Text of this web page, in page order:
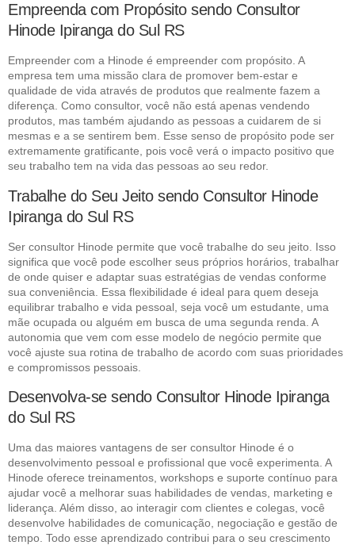
Empreenda com Propósito sendo Consultor
Hinode Ipiranga do Sul RS
Empreender com a Hinode é empreender com propósito. A
empresa tem uma missão clara de promover bem-estar e
qualidade de vida através de produtos que realmente fazem a
diferença. Como consultor, você não está apenas vendendo
produtos, mas também ajudando as pessoas a cuidarem de si
mesmas e a se sentirem bem. Esse senso de propósito pode ser
extremamente gratificante, pois você verá o impacto positivo que
seu trabalho tem na vida das pessoas ao seu redor.
Trabalhe do Seu Jeito sendo Consultor Hinode
Ipiranga do Sul RS
Ser consultor Hinode permite que você trabalhe do seu jeito. Isso
significa que você pode escolher seus próprios horários, trabalhar
de onde quiser e adaptar suas estratégias de vendas conforme
sua conveniência. Essa flexibilidade é ideal para quem deseja
equilibrar trabalho e vida pessoal, seja você um estudante, uma
mãe ocupada ou alguém em busca de uma segunda renda. A
autonomia que vem com esse modelo de negócio permite que
você ajuste sua rotina de trabalho de acordo com suas prioridades
e compromissos pessoais.
Desenvolva-se sendo Consultor Hinode Ipiranga
do Sul RS
Uma das maiores vantagens de ser consultor Hinode é o
desenvolvimento pessoal e profissional que você experimenta. A
Hinode oferece treinamentos, workshops e suporte contínuo para
ajudar você a melhorar suas habilidades de vendas, marketing e
liderança. Além disso, ao interagir com clientes e colegas, você
desenvolve habilidades de comunicação, negociação e gestão de
tempo. Todo esse aprendizado contribui para o seu crescimento